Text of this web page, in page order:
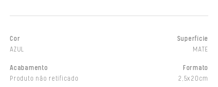
Cor
AZUL
Superfície
MATE
Acabamento
Produto não retificado
Formato
2,5x20cm